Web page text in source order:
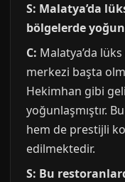
S: Malatya’da
bölgelerde
C: Malatya’da
merkezi başta
Hekimhan gibi
yoğunlaşmıştır.
hem de prestijli
edilmektedir.
S: Bu